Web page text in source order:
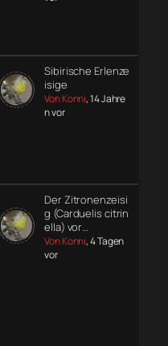
Sibirische Erlenze
isige
Von Konni, 14 Jahre
n vor
Der Zitronenzeisi
g (Carduelis citrin
ella) vor…
Von Konni, 4 Tagen
vor